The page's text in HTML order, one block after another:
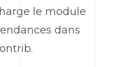
le module
dans
.